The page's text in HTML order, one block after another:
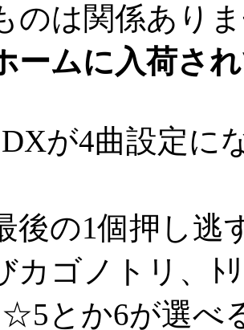
のは関係あり
ームに入荷さ
が4曲設定に
後の1個押し
カゴノトリ、ﾄ
とか6が選べ